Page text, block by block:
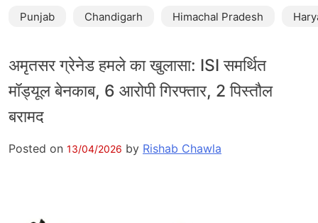
Punjab Chandigarh Himachal Pradesh
अमृतसर ग्रेनेड हमले का खुलासा: ISI समर्थित
मॉड्यूल बेनकाब, 6 आरोपी गिरफ्तार, 2 पिस्तौल
बरामद
Posted on 13/04/2026 by Rishab Chawla